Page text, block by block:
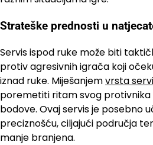
Strateške prednosti u
Servis ispod ruke može biti
protiv agresivnih igrača koji
iznad ruke. Miješanjemvrsta
poremetiti ritam svog protivnika
bodove. Ovaj servis je posebno
preciznošću, ciljajući područja
manje branjena.